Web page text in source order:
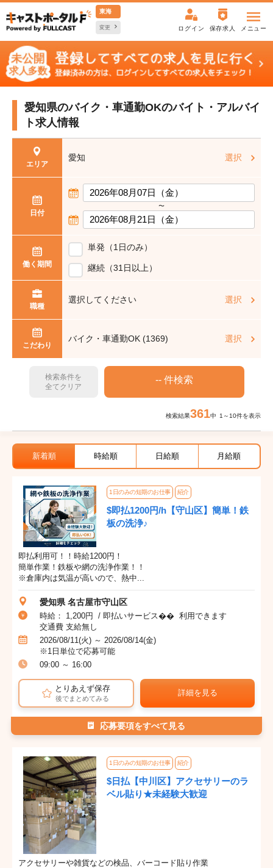
東海
変更 ログイン 保存求人 メニュー
愛知県のバイク・車通勤OKのバイト・アルバイ
ト求人情報
エリア
愛知 選択
日付
〜
働く期間
単発（1日のみ）
継続（31日以上）
職種
選択してください 選択
こだわり
バイク・車通勤OK (1369) 選択
検索条件を
全てクリア
検索結果361中 1～10件を表示
新着順 時給順 日給順 月給順
1日のみの短期のお仕事 紹介
$即払1200円/h【守山区】簡単！鉄
板の洗浄♪
即払利用可！！時給1200円！
簡単作業！鉄板や網の洗浄作業！！
※倉庫内は気温が高いので、熱中...
愛知県 名古屋市守山区
時給： 1,200円 / 即払いサービス�� 利用できます
交通費 支給無し
2026/08/11(火) ～ 2026/08/14(金)
※1日単位で応募可能
09:00 ～ 16:00
とりあえず保存
後でまとめてみる
詳細を見る
応募要項をすべて見る
1日のみの短期のお仕事 紹介
$日払【中川区】アクセサリーのラ
ベル貼り★未経験大歓迎
アクセサリーや雑貨などの検品、バーコード貼り作業